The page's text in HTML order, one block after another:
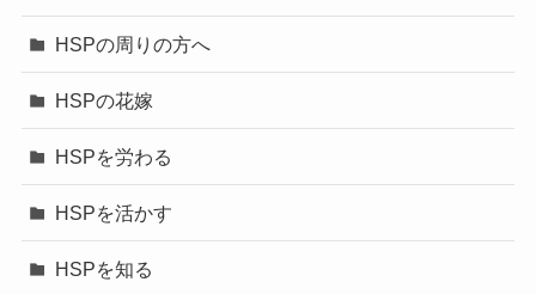
HSPの周りの方へ
HSPの花嫁
HSPを労わる
HSPを活かす
HSPを知る